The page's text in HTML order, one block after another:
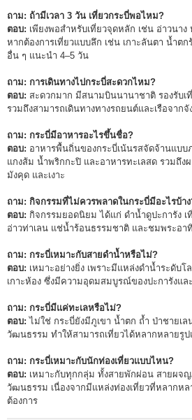
ถาม: ถ้ามีเวลา 3 วัน เที่ยวกระบี่พอไหม?
ตอบ: เพียงพอสำหรับเที่ยวจุดหลัก เช่น อ่าวนา
หากต้องการเที่ยวแบบลึก เช่น เกาะลันตา น้ำต
อื่น ๆ แนะนำ 4–5 วัน
ถาม: การเดินทางไปกระบี่สะดวกไหม?
ตอบ: สะดวกมาก มีสนามบินนานาชาติ รองรับเ
รวมถึงสามารถเดินทางทางรถยนต์และเรือจากจั
ถาม: กระบี่มีอาหารอะไรขึ้นชื่อ?
ตอบ: อาหารพื้นถิ่นของกระบี่เน้นรสจัดจ้านแบบ
แกงส้ม น้ำพริกกะปิ และอาหารทะเลสด รวมถึ
มังคุด และเงาะ
ถาม: กิจกรรมที่ไม่ควรพลาดในกระบี่มีอะไรบ้า
ตอบ: กิจกรรมยอดนิยม ได้แก่ ดำน้ำดูปะการัง
อ่าวท่าเลน แช่น้ำร้อนธรรมชาติ และชมพระอา
ถาม: กระบี่เหมาะกับสายดำน้ำหรือไม่?
ตอบ: เหมาะอย่างยิ่ง เพราะมีแหล่งดำน้ำระดับ
เกาะห้อง ซึ่งมีความอุดมสมบูรณ์ของปะการังแล
ถาม: กระบี่มีแค่ทะเลหรือไม่?
ตอบ: ไม่ใช่ กระบี่ยังมีภูเขา น้ำตก ถ้ำ ป่าชายเล
วัฒนธรรม ทำให้สามารถเที่ยวได้หลากหลายรู
ถาม: กระบี่เหมาะกับนักท่องเที่ยวแบบไหน?
ตอบ: เหมาะกับทุกกลุ่ม ทั้งสายพักผ่อน สายผจ
วัฒนธรรม เนื่องจากมีแหล่งท่องเที่ยวที่หลากห
ต้องการ